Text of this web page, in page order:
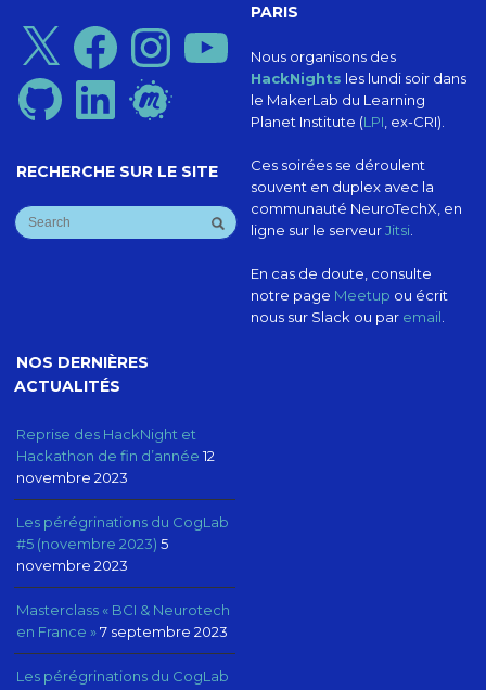
X FacebookInstagram
GitHub LinkedIn Meetup
RECHERCHE SUR LE SITE
PARIS
Nous organisons des
HackNights les lundi soir dans
le MakerLab du Learning
Planet Institute (LPI, ex-CRI).
Ces soirées se déroulent
souvent en duplex avec la
communauté NeuroTechX, en
ligne sur le serveurJitsi.
En cas de doute, consulte
notre page Meetup ou écrit
nous sur Slack ou par email.
NOS DERNIÈRES
ACTUALITÉS
Reprise des HackNight et
Hackathon de fin d’année 12
novembre 2023
Les pérégrinations du CogLab
#5 (novembre 2023) 5
novembre 2023
Masterclass « BCI & Neurotech
en France » 7 septembre 2023
Les pérégrinations du CogLab